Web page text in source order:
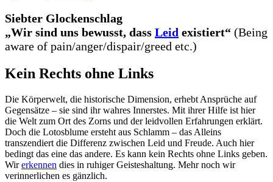
Siebter Glockenschlag
„Wir sind uns bewusst, dass Leid existiert“ (Being
aware of pain/anger/dispair/greed etc.)
Kein Rechts ohne Links
Die Körperwelt, die historische Dimension, erhebt Ansprüche auf
Gegensätze – sie sind ihr wahres Innerstes. Mit ihrer Hilfe ist hier
die Welt zum Ort des Zorns und der leidvollen Erfahrungen erklärt.
Doch die Lotosblume ersteht aus Schlamm – das Alleins
transzendiert die Differenz zwischen Leid und Freude. Auch hier
bedingt das eine das andere. Es kann kein Rechts ohne Links geben.
Wirerkennen dies in ruhiger Geisteshaltung. Mehr noch wir
verinnerlichen es gänzlich.